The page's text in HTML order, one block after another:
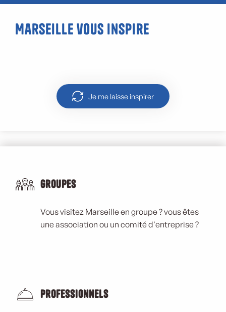
Marseille vous inspire
Je me laisse inspirer
Groupes
Vous visitez Marseille en groupe ? vous êtes
une association ou un comité d'entreprise ?
Professionnels